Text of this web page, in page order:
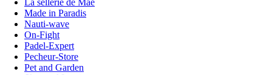
Made in Paradis
Nauti-wave
On-Fight
Padel-Expert
Pecheur-Store
Pet and Garden